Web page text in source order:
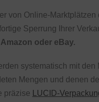
von Online-
Sperrung Ihrer
oder eBay.
systematisch mit
Mengen und denen
präzise
LUCID-